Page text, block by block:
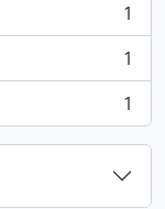
1
1
1